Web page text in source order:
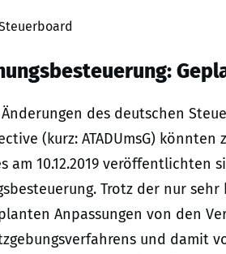
des deutschen
(kurz: ATADUmsG)
am 10.12.2019 veröffentlichten
Trotz der nur
Anpassungen von den
und damit